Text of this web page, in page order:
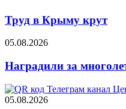
Труд в Крыму крут
05.08.2026
Наградили за
05.08.2026